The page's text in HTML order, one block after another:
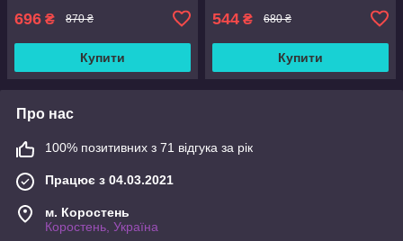
696 ₴ 870 ₴
Купити
544 ₴ 680 ₴
Купити
Про нас
100% позитивних з 71 відгука за рік
Працює з 04.03.2021
м. Коростень
Коростень, Україна